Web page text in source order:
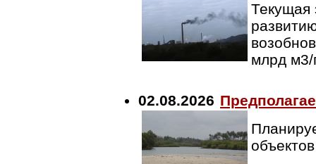
Текущая
млрд м3/
02.08.2026